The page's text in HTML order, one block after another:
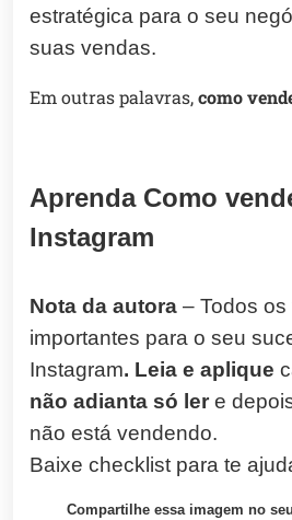
estratégica para o seu
suas vendas.
Em outras palavras,como
Aprenda Como
Instagram
Nota da autora – Todos
importantes para o seu
Instagram. Leia e aplique
não adianta só ler e
não está vendendo.
Baixe checklist para te
Compartilhe essa imagem no